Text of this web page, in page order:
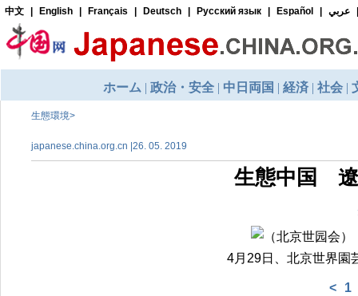
生態環境>
japanese.china.org.cn |26. 05. 2019
生態中国 遼
4月29日、北京世界園
< 1